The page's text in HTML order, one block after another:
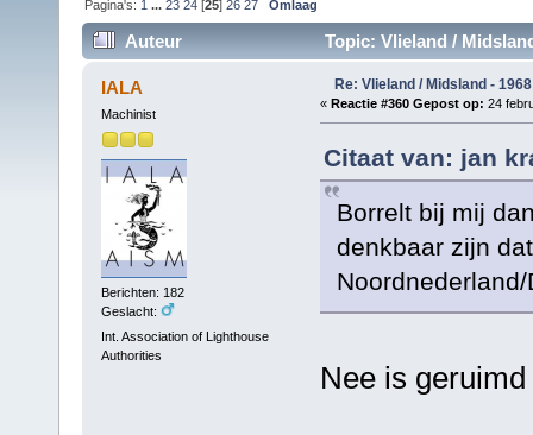
Pagina's: 1 ...23 24 [25]26 27 Omlaag
Auteur Topic: Vlieland /
IALA
Machinist
Berichten: 182
Geslacht:
Int. Association of Lighthouse
Authorities
Re: Vlieland / Midsland - 1968
« Reactie #360 Gepost op: 24
Citaat van: jan
Borrelt bij mij
denkbaar zijn
Nee is